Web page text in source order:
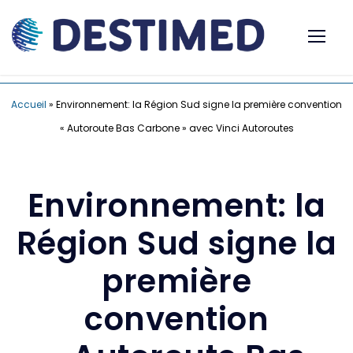
Accueil » Environnement: la Région Sud signe la première convention
« Autoroute Bas Carbone » avec Vinci Autoroutes
Environnement: la
Région Sud signe la
première
convention